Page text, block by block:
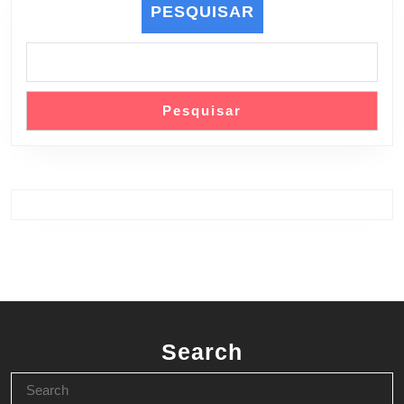
PESQUISAR
Pesquisar
Search
for: